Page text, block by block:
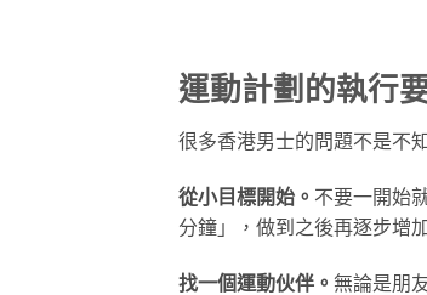
運動計劃的執行
很多香港男士的問題不是不
從小目標開始。 不要一開始
分鐘」，做到之後再逐步增
找一個運動伙伴。 無論是朋